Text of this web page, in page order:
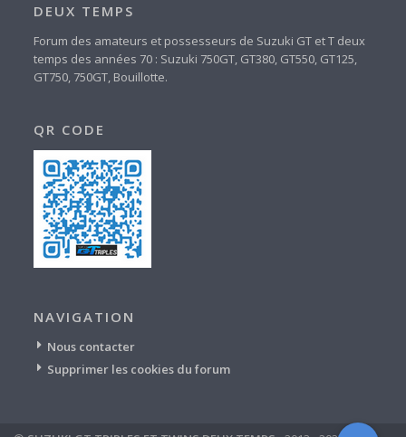
DEUX TEMPS
Forum des amateurs et possesseurs de Suzuki GT et T deux
temps des années 70 : Suzuki 750GT, GT380, GT550, GT125,
GT750, 750GT, Bouillotte.
QR CODE
NAVIGATION
Nous contacter
Supprimer les cookies du forum